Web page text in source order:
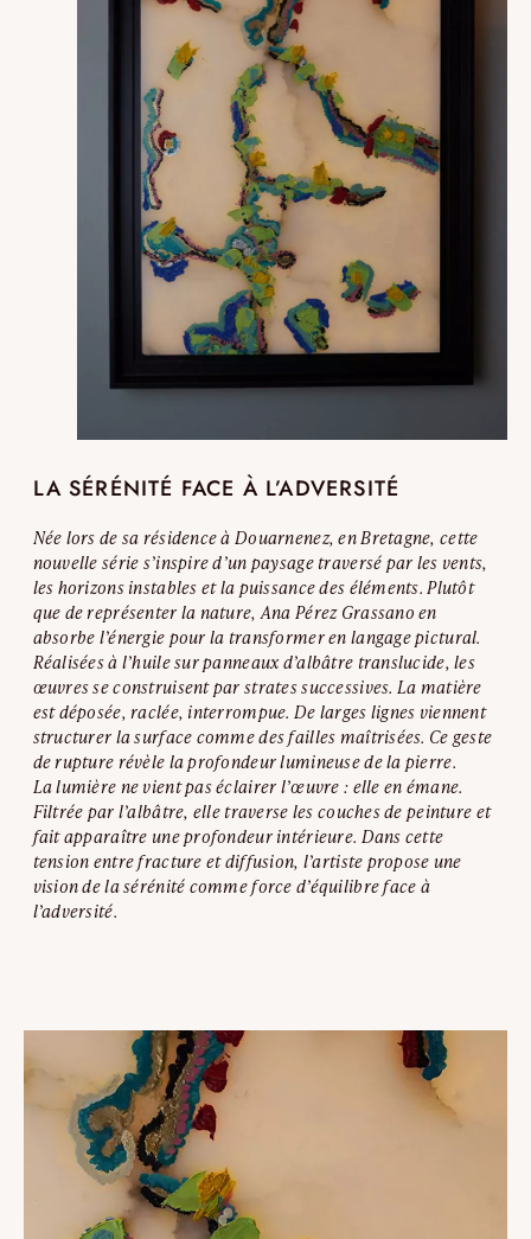
LA SÉRÉNITÉ FACE À L’ADVERSITÉ
Née lors de sa résidence à Douarnenez, en Bretagne, cette
nouvelle série s’inspire d’un paysage traversé par les vents,
les horizons instables et la puissance des éléments. Plutôt
que de représenter la nature, Ana Pérez Grassano en
absorbe l’énergie pour la transformer en langage pictural.
Réalisées à l’huile sur panneaux d’albâtre translucide, les
œuvres se construisent par strates successives. La matière
est déposée, raclée, interrompue. De larges lignes viennent
structurer la surface comme des failles maîtrisées. Ce geste
de rupture révèle la profondeur lumineuse de la pierre.
La lumière ne vient pas éclairer l’œuvre : elle en émane.
Filtrée par l’albâtre, elle traverse les couches de peinture et
fait apparaître une profondeur intérieure. Dans cette
tension entre fracture et diffusion, l’artiste propose une
vision de la sérénité comme force d’équilibre face à
l’adversité.